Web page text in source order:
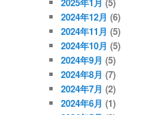
2024年12月 (6)
2024年11月 (5)
2024年10月 (5)
2024年9月 (5)
2024年8月 (7)
2024年7月 (2)
2024年6月 (1)